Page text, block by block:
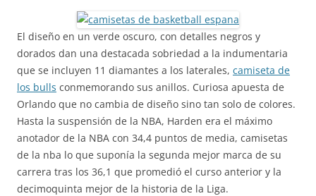
El diseño en un verde oscuro, con detalles negros y
dorados dan una destacada sobriedad a la indumentaria
que se incluyen 11 diamantes a los laterales, camiseta de
los bulls conmemorando sus anillos. Curiosa apuesta de
Orlando que no cambia de diseño sino tan solo de colores.
Hasta la suspensión de la NBA, Harden era el máximo
anotador de la NBA con 34,4 puntos de media, camisetas
de la nba lo que suponía la segunda mejor marca de su
carrera tras los 36,1 que promedió el curso anterior y la
decimoquinta mejor de la historia de la Liga.